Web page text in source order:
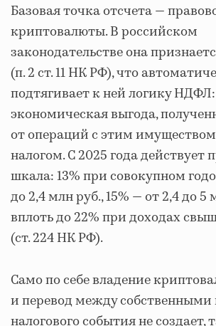
Базовая точка отсчета —
криптовалюты. В российском
законодательстве она
(п. 2 ст. 11 НК РФ), что
подтягивает к ней логику
экономическая выгода,
от операций с этим
налогом. С 2025 года действует
шкала: 13% при совокупном
до 2,4 млн руб., 15% — от 2,4 до 5
вплоть до 22% при доходах
(ст. 224 НК РФ).
Само по себе владение
и перевод между
налогового события не создает,